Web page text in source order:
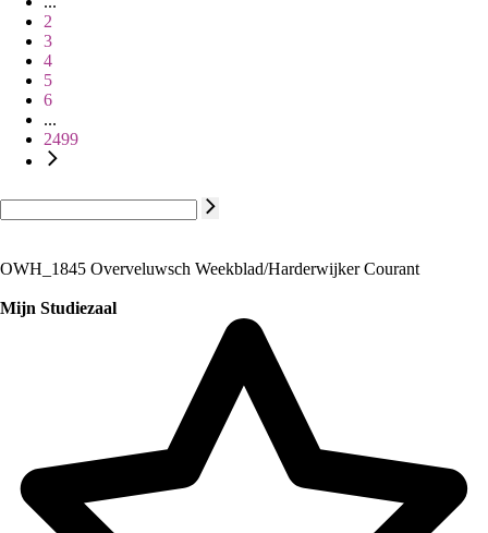
2
3
4
5
6
...
2499
OWH_1845 Overveluwsch Weekblad/Harderwijker Courant
Mijn Studiezaal